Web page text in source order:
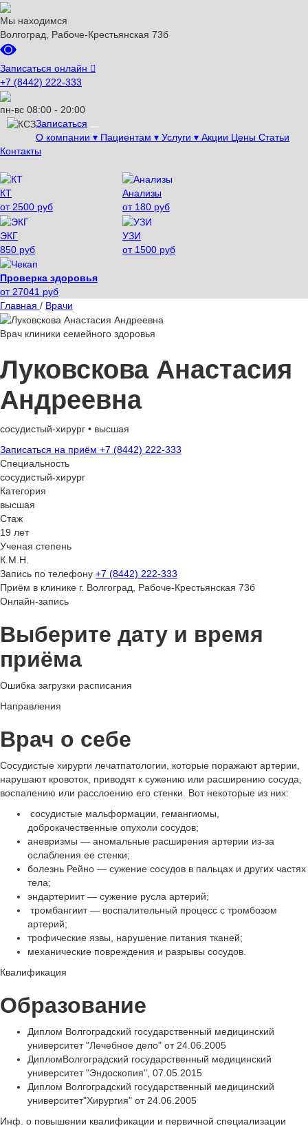
Мы находимся
Волгоград, Рабоче-Крестьянская 73б
Записаться онлайн 
+7 (8442) 222-333
пн-вс 08:00 - 20:00
Записаться
О компании ▾ Пациентам ▾ Услуги ▾ Акции Цены Статьи
Контакты
КТ
от 2500 руб
Анализы
от 180 руб
ЭКГ
850 руб
УЗИ
от 1500 руб
Проверка здоровья
от 27041 руб
Главная / Врачи
Врач клиники семейного здоровья
Луковскова Анастасия
Андреевна
сосудистый-хирург • высшая
Записаться на приём +7 (8442) 222-333
Специальность
сосудистый-хирург
Категория
высшая
Стаж
19 лет
Ученая степень
К.М.Н.
Запись по телефону +7 (8442) 222-333
Приём в клинике г. Волгоград, Рабоче-Крестьянская 73б
Онлайн-запись
Выберите дату и время
приёма
Ошибка загрузки расписания
Направления
Врач о себе
Сосудистые хирурги лечатпатологии, которые поражают артерии,
нарушают кровоток, приводят к сужению или расширению сосуда,
воспалению или расслоению его стенки. Вот некоторые из них:
сосудистые мальформации, гемангиомы,
доброкачественные опухоли сосудов;
аневризмы — аномальные расширения артерии из-за
ослабления ее стенки;
болезнь Рейно — сужение сосудов в пальцах и других частях
тела;
эндартериит — сужение русла артерий;
тромбангиит — воспалительный процесс с тромбозом
артерий;
трофические язвы, нарушение питания тканей;
механические повреждения и разрывы сосудов.
Квалификация
Образование
Диплом Волгоградский государственный медицинский
университет "Лечебное дело" от 24.06.2005
ДипломВолгоградский государственный медицинский
университет "Эндоскопия", 07.05.2015
Диплом Волгоградский государственный медицинский
университет"Хирургия" от 24.06.2005
Инф. о повышении квалификации и первичной специализации